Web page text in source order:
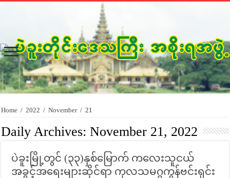
Home / 2022 / November / 21
Daily Archives:November 21, 2022
ပဲခူးမြို့တွင် (၃၃)နှစ်မြောက် ကလေးသူငယ်
အခွင့်အရေးများဆိုင်ရာ ကုလသမဂ္ဂကွန်ဗင်းရှင်း